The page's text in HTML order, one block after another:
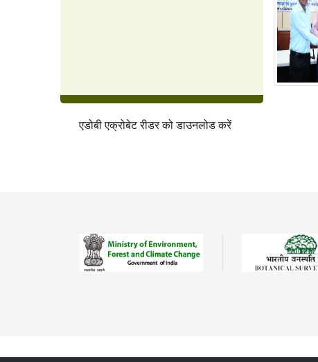
एडोबी एक्रोबेट रीडर को डाउनलोड करें